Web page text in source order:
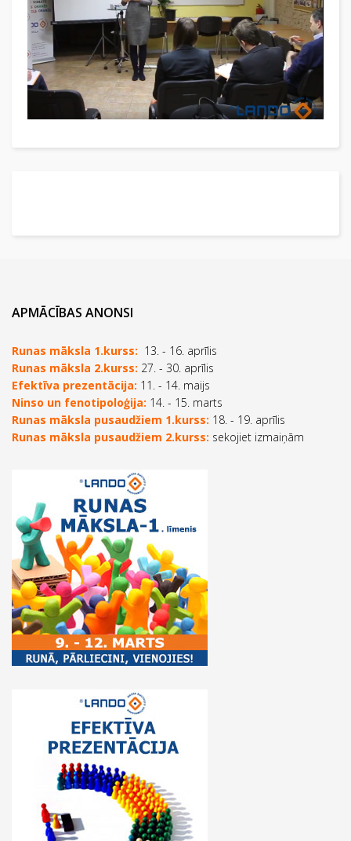
APMĀCĪBAS ANONSI
Runas māksla 1.kurss: 13. - 16. aprīlis
Runas māksla 2.kurss: 27. - 30. aprīlis
Efektīva prezentācija: 11. - 14. maijs
Ninso un fenotipoloģija: 14. - 15. marts
Runas māksla pusaudžiem 1.kurss: 18. - 19. aprīlis
Runas māksla pusaudžiem 2.kurss: sekojiet izmaiņām